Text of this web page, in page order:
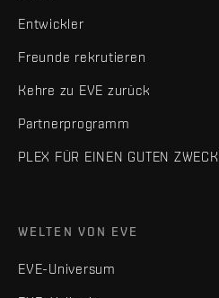
Entwickler
Freunde rekrutieren
Kehre zu EVE zurück
Partnerprogramm
PLEX FÜR EINEN GUTEN ZWECK
WELTEN VON EVE
EVE-Universum